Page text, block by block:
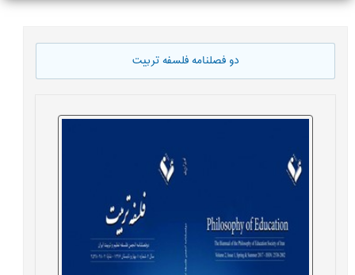
دو فصلنامه فلسفه تربیت